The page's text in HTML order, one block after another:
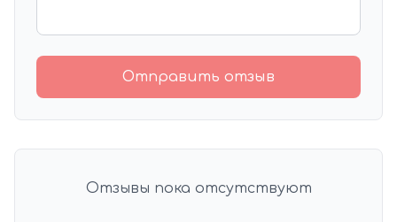
Отправить отзыв
Отзывы пока отсутствуют